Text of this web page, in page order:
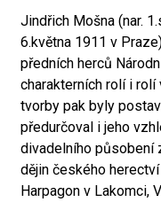
Jindřich Mošna (nar.
6.května 1911 v
předních herců
charakterních rolí i
tvorby pak byly
předurčoval i jeho
divadelního působení
dějin českého
Harpagon v Lakomci,